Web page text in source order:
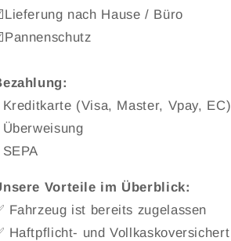
nach Hause / Büro
(Visa, Master, Vpay, EC)
Vorteile im Überblick:
Fahrzeug ist bereits zugelassen
Haftpflicht- und Vollkaskoversichert